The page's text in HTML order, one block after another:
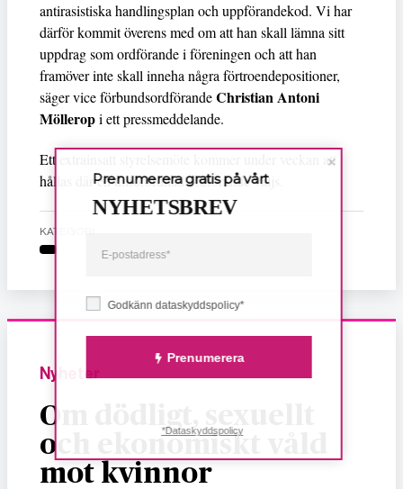
antirasistiska handlingsplan och uppförandekod. Vi har
därför kommit överens med om att han skall lämna sitt
uppdrag som ordförande i föreningen och att han
framöver inte skall inneha några förtroendepositioner,
säger vice förbundsordförandeChristian Antoni
Mölleropi ett pressmeddelande.
Ett extrainsatt styrelsemöte kommer under veckan att
hållas där en tillförordnad ordförande väljs.
KATEGORI
Nyheter
Om dödligt, sexuellt
och ekonomiskt våld
mot kvinnor
Godkänn dataskyddspolicy*
Prenumerera
Prenumerera gratis på vårt
NYHETSBREV
*Dataskyddspolicy